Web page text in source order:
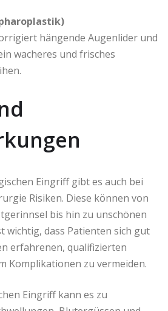
hängende Augenlider und
wacheres und frisches
Eingriff gibt es auch bei
Risiken. Diese können von
bis hin zu unschönen
wichtig, dass Patienten sich gut
erfahrenen, qualifizierten
Komplikationen zu vermeiden.
Eingriff kann es zu